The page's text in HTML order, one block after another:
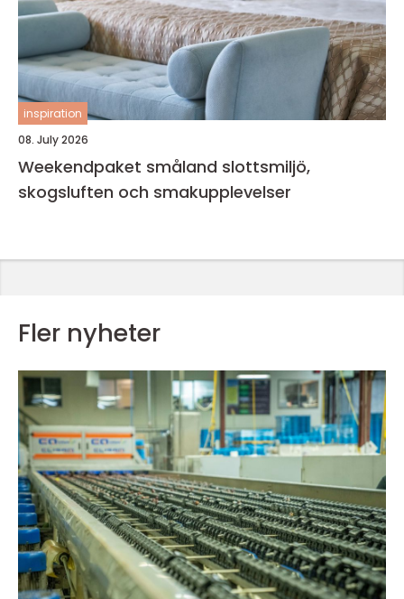
inspiration
08. July 2026
Weekendpaket småland slottsmiljö,
skogsluften och smakupplevelser
Fler nyheter